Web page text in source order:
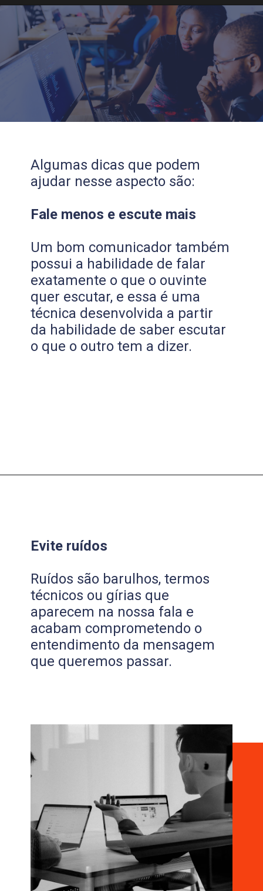
Algumas dicas que podem
ajudar nesse aspecto são:
Fale menos e escute mais
Um bom comunicador também
possui a habilidade de falar
exatamente o que o ouvinte
quer escutar, e essa é uma
técnica desenvolvida a partir
da habilidade de saber escutar
o que o outro tem a dizer.
Evite ruídos
Ruídos são barulhos, termos
técnicos ou gírias que
aparecem na nossa fala e
acabam comprometendo o
entendimento da mensagem
que queremos passar.